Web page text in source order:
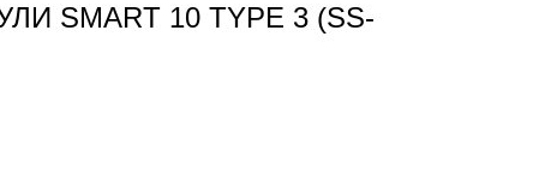
SMART 10 TYPE 3 (SS-